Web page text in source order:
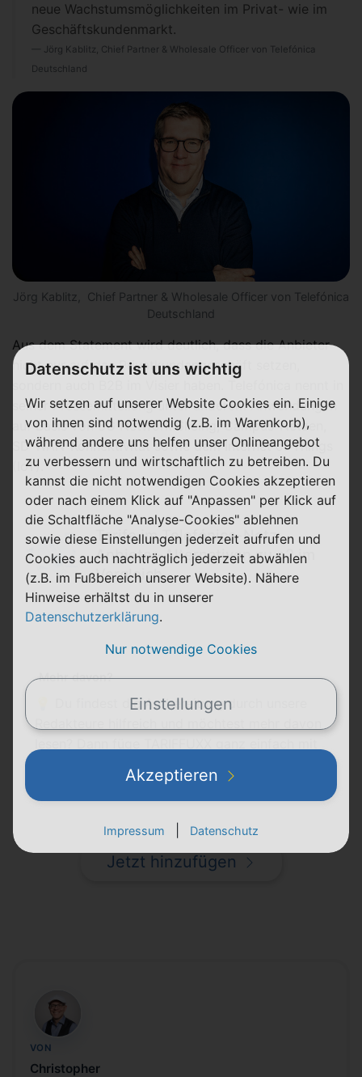
neue Wachstumsmöglichkeiten im Privat- wie im
Geschäftskundenmarkt.
Jörg Kablitz, Chief Partner & Wholesale Officer von Telefónica
Deutschland
Jörg Kablitz, Chief Partner & Wholesale Officer von Telefónica
Deutschland
Aus dem Statement wird deutlich, dass die Anbieter
nicht nur auf das Privatkundengeschäft setzen,
seiner Pressemitteilung unter anderem Anwendungen
auf Basis von 5G Network Slicing, Campus-Netzen,
SD-WAN-Konnektivität sowie dem Internet of Things
(IoT).
Tarife im Telefónica-Netz:
Anbieter-Alternativen zu o2 im
Vergleich
Mehr davon?
💡 Du findest die Aufbereitung durch unsere
Redakteure hilfreich und möchtest mehr davon
auf Google Newshinzu.
Jetzt hinzufügen
CB
VON
Christopher
Datenschutz ist uns wichtig
Wir setzen auf unserer Website Cookies ein. Einige
von ihnen sind notwendig (z.B. im Warenkorb),
während andere uns helfen unser Onlineangebot
zu verbessern und wirtschaftlich zu betreiben. Du
kannst die nicht notwendigen Cookies akzeptieren
oder nach einem Klick auf "Anpassen" per Klick auf
die Schaltfläche "Analyse-Cookies" ablehnen
sowie diese Einstellungen jederzeit aufrufen und
Cookies auch nachträglich jederzeit abwählen
(z.B. im Fußbereich unserer Website). Nähere
Hinweise erhältst du in unserer
Datenschutzerklärung.
Nur notwendige Cookies
Einstellungen
Akzeptieren
Impressum Datenschutz